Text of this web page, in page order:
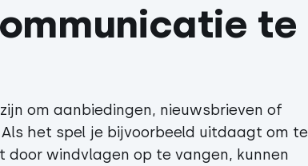
te
om aanbiedingen, nieuwsbrieven of
het spel je bijvoorbeeld uitdaagt om te
windvlagen op te vangen, kunnen